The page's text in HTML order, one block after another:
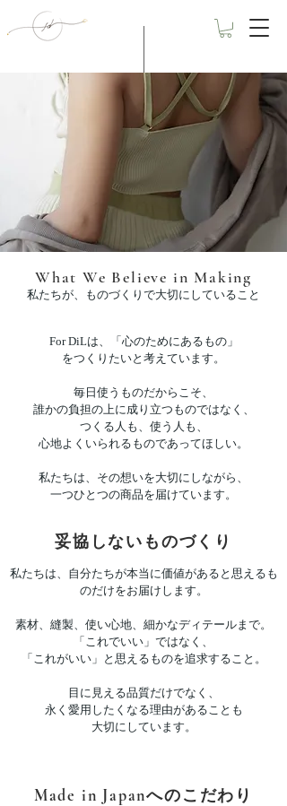
What We Believe in Making
私たちが、ものづくりで大切にしていること
For DiLは、「心のためにあるもの」
をつくりたいと考えています。
毎日使うものだからこそ、
誰かの負担の上に成り立つものではなく、
つくる人も、使う人も、
心地よくいられるものであってほしい。
私たちは、その想いを大切にしながら、
一つひとつの商品を届けています。
妥協しないものづくり
私たちは、自分たちが本当に価値があると思えるも
のだけをお届けします。
素材、縫製、使い心地、細かなディテールまで。
「これでいい」ではなく、
「これがいい」と思えるものを追求すること。
目に見える品質だけでなく、
永く愛用したくなる理由があることも
大切にしています。
Made in Japanへのこだわり